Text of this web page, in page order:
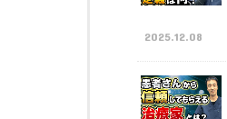
2025.12.08